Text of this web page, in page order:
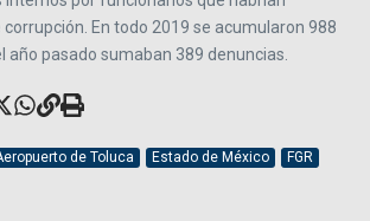
En todo 2019 se acumularon 988
año pasado sumaban 389 denuncias.
de Toluca Estado de México
FGR